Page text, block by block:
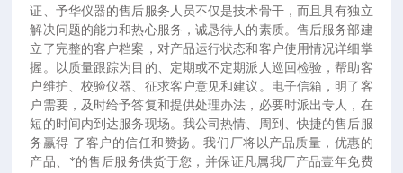
证、予华仪器的售后服务人员不仅是技术骨干，而且具有独立
解决问题的能力和热心服务，诚恳待人的素质。售后服务部建
立了完整的客户档案，对产品运行状态和客户使用情况详细掌
握。以质量跟踪为目的、定期或不定期派人巡回检验，帮助客
户维护、校验仪器、征求客户意见和建议。电子信箱，明了客
户需要，及时给予答复和提供处理办法，必要时派出专人，在
短的时间内到达服务现场。我公司热情、周到、快捷的售后服
务赢得 了客户的信任和赞扬。我们厂将以产品质量，优惠的
产品、*的售后服务供货于您，并保证凡属我厂产品壹年免费